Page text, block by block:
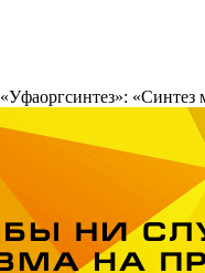
«Уфаоргсинтез»: «Синтез